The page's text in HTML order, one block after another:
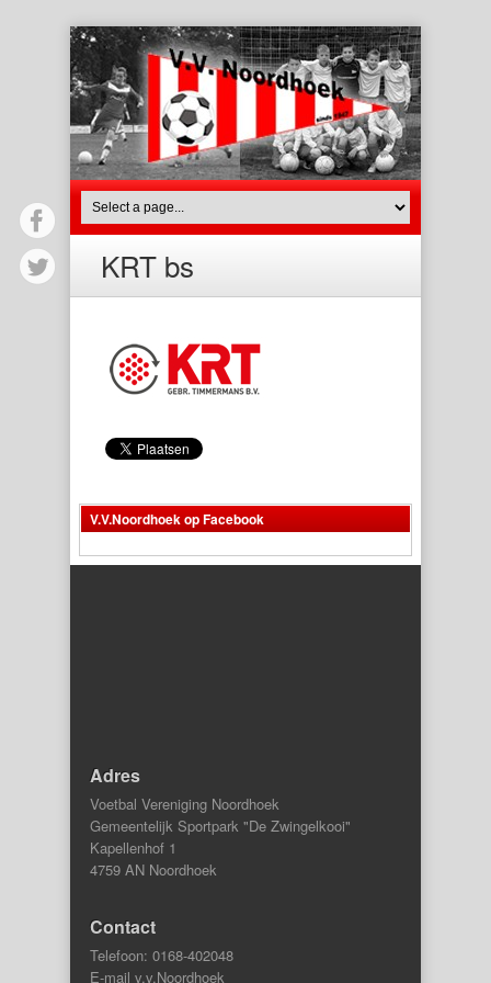
KRT bs
V.V.Noordhoek op Facebook
Adres
Voetbal Vereniging Noordhoek
Gemeentelijk Sportpark "De Zwingelkooi"
Kapellenhof 1
4759 AN Noordhoek
Contact
Telefoon: 0168-402048
E-mail v.v.Noordhoek